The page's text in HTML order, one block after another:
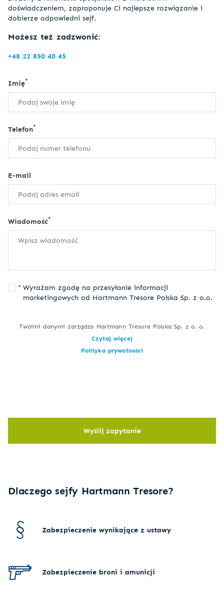
doświadczeniem, zaproponuje Ci najlepsze rozwiązanie i
dobierze odpowiedni sejf.
Możesz też zadzwonić:
+48 22 850 40 45
Imię*
Telefon*
E-mail
Wiadomość*
Wyrażam zgodę na przesyłanie informacji
marketingowych od Hartmann Tresore Polska Sp. z o.o.
Twoimi danymi zarządza Hartmann Tresore Polska Sp. z o. o.
Czytaj więcej
Polityka prywatności
Wyślij zapytanie
Dlaczego sejfy Hartmann Tresore?
Zabezpieczenie wynikające z ustawy
Zabezpieczenie broni i amunicji